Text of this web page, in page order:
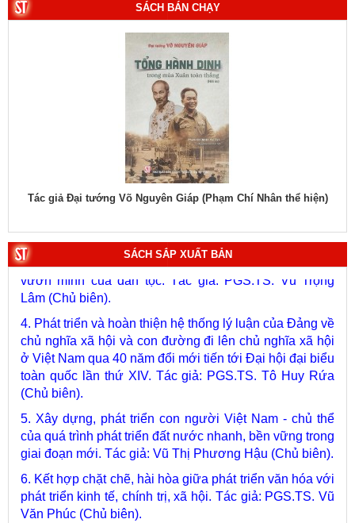
SÁCH BÁN CHẠY
Tác giả Đại tướng Võ Nguyên Giáp (Phạm Chí Nhân thể hiện)
SÁCH SẮP XUẤT BẢN
1. Bác Hồ ở Pháp. Tác giả: Bảo tàng Hồ Chí Minh.
2. Lịch sử Chính phủ (5 tập). Tác giả: Ban Chỉ đạo biên
vươn mình của dân tộc. Tác giả: PGS.TS. Vũ Trọng
4. Phát triển và hoàn thiện hệ thống lý luận của Đảng về
chủ nghĩa xã hội và con đường đi lên chủ nghĩa xã hội
ở Việt Nam qua 40 năm đổi mới tiến tới Đại hội đại biểu
toàn quốc lần thứ XIV. Tác giả: PGS.TS. Tô Huy Rứa
(Chủ biên).
5. Xây dựng, phát triển con người Việt Nam - chủ thể
của quá trình phát triển đất nước nhanh, bền vững trong
giai đoạn mới. Tác giả: Vũ Thị Phương Hậu (Chủ biên).
6. Kết hợp chặt chẽ, hài hòa giữa phát triển văn hóa với
phát triển kinh tế, chính trị, xã hội. Tác giả: PGS.TS. Vũ
Văn Phúc (Chủ biên).
7. Chủ quyền của Việt Nam ở Hoàng Sa, Trường Sa